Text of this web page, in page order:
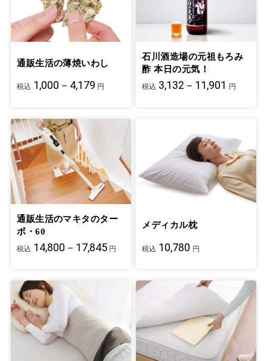
通販生活の薄焼いわし
税込 1,000－4,179 円
石川酒造場の元祖もろみ
酢 本日の元気！
税込 3,132－11,901 円
通販生活のマキタのター
ボ・60
税込 14,800－17,845 円
メディカル枕
税込 10,780 円